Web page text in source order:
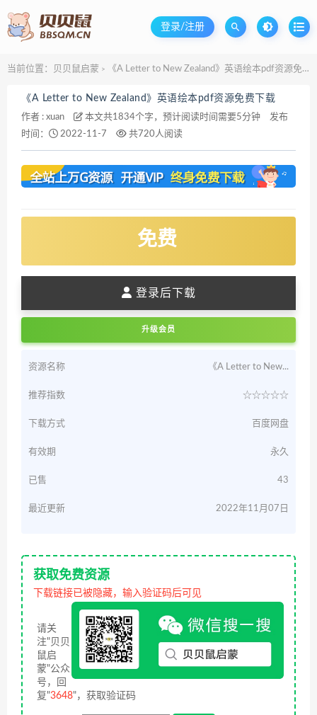
登录/注册
当前位置： 贝贝鼠启蒙 > 《A Letter to New Zealand》英语绘本pdf资源免费下载
《A Letter to New Zealand》英语绘本pdf资源免费下载
作者 : xuan 本文共1834个字，预计阅读时间需要5分钟
发布
时间：
2022-11-7 共720人阅读
免费
登录后下载
升级会员
资源名称 《A Letter to New...
推荐指数 ☆☆☆☆☆
下载方式 百度网盘
有效期 永久
已售 43
最近更新 2022年11月07日
获取免费资源
下载链接已被隐藏，输入验证码后可见
请关
注"贝贝
鼠启
蒙"公众
号，回
复"3648"，获取验证码